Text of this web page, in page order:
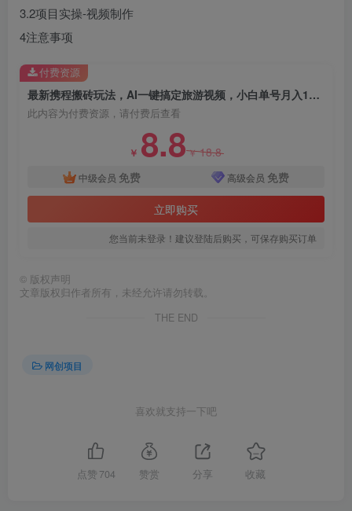
3.2项目实操-视频制作
4注意事项
最新携程搬砖玩法，AI一键搞定旅游视频，小白单号月入1500，可矩阵
此内容为付费资源，请付费后查看
￥ 8.8￥18.8
中级会员 免费 高级会员 免费
立即购买
您当前未登录！建议登陆后购买，可保存购买订单
付费资源
© 版权声明
文章版权归作者所有，未经允许请勿转载。
THE END
网创项目
喜欢就支持一下吧
点赞 704 赞赏 分享 收藏